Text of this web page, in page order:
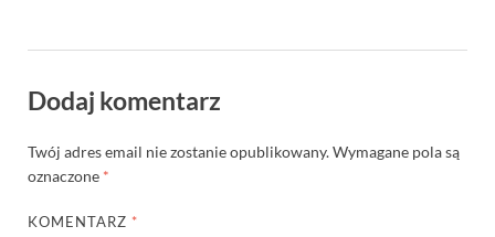
Dodaj komentarz
Twój adres email nie zostanie opublikowany.Wymagane pola są
oznaczone *
KOMENTARZ *